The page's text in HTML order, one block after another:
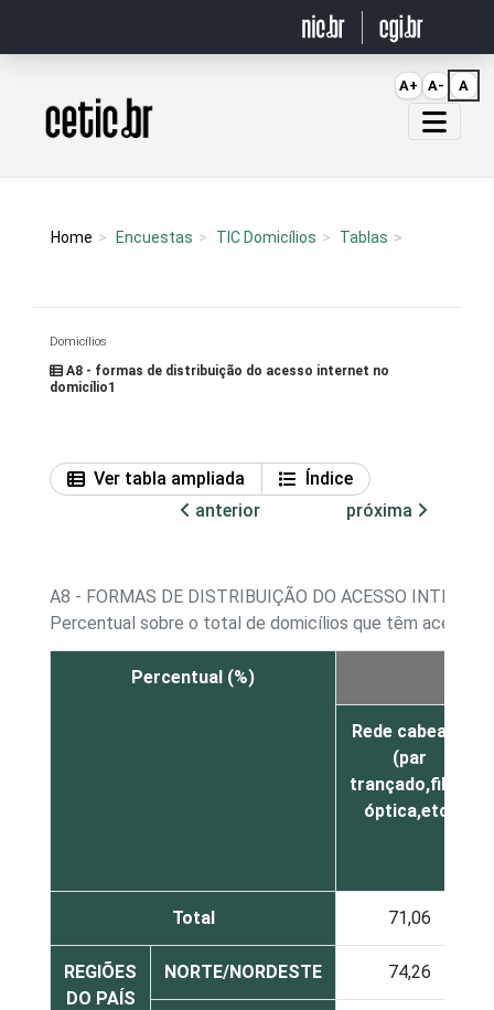
Página inicial
Home Encuestas TIC Domicílios Tablas
Domicílios
A8 - formas de distribuição do acesso internet no
domicílio1
Ver tabla ampliada
Índice
anterior
próxima
A8 - FORMAS DE DISTRIBUIÇÃO DO ACESSO
Percentual sobre o total de domicílios que têm acesso
Percentual (%)
Rede cabeada
(par
trançado,fibra
óptica,etc)
Total 71,06
REGIÕES
DO PAÍS
NORTE/NORDESTE 74,26
A+ A- A